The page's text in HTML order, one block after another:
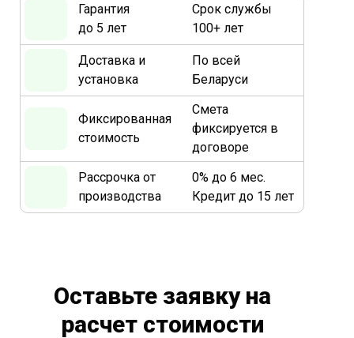
Гарантия
до 5 лет
Срок службы
100+ лет
Доставка и
установка
По всей
Беларуси
Фиксированная
стоимость
Смета
фиксируется в
договоре
Рассрочка от
производства
0% до 6 мес.
Кредит до 15 лет
Оставьте заявку на
расчет стоимости